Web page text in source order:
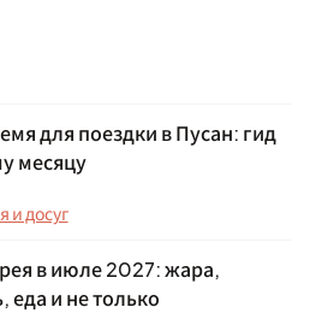
для поездки в Пусан: гид
месяцу
и досуг
в июле 2027: жара,
еда и не только